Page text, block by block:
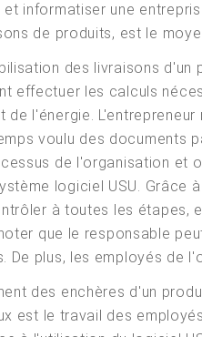
informatiser une
de produits, est le
des livraisons
effectuer les calculs
de l'énergie.
voulu des
de l'organisation et
logiciel USU. Grâce
à toutes les étapes,
que le responsable
De plus, les employés de
des enchères d'un
est le travail des